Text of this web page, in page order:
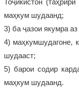
Тоҷикистон
маҳкум шудаанд;
3) ба ҷазои якумра
4) маҳкумшудагоне,
шудааст;
5) барои содир
маҳкум шудаанд.